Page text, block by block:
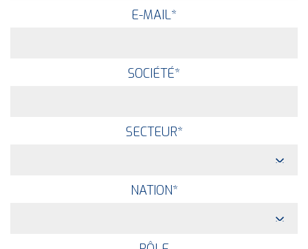
E-MAIL*
SOCIÉTÉ*
SECTEUR*
NATION*